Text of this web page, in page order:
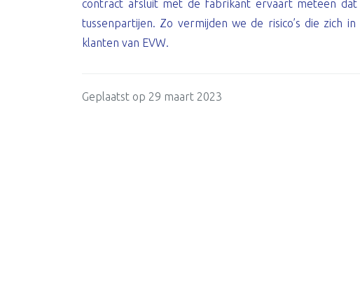
contract afsluit met de fabrikant ervaart meteen
tussenpartijen. Zo vermijden we de risico’s die zich
klanten van EVW.
Geplaatst op 29 maart 2023